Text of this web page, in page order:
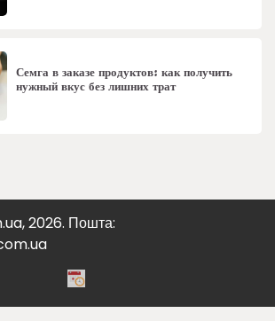
Семга в заказе продуктов: как получить
нужный вкус без лишних трат
2026. Пошта: